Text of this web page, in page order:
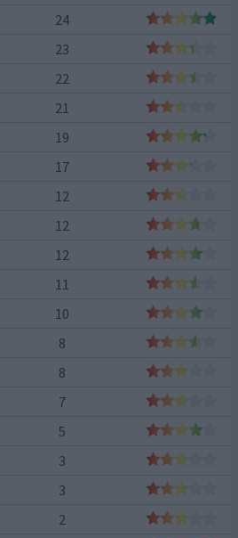
24
23
22
21
19
17
12
12
12
11
10
8
8
7
5
3
3
2